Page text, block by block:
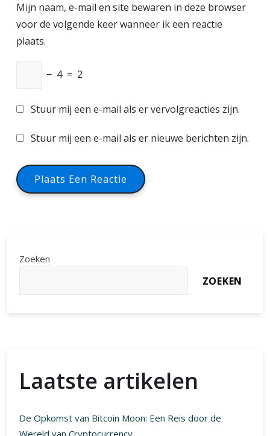
Mijn naam, e-mail en site bewaren in deze browser
voor de volgende keer wanneer ik een reactie
plaats.
− 4 = 2
Stuur mij een e-mail als er vervolgreacties zijn.
Stuur mij een e-mail als er nieuwe berichten zijn.
Zoeken
ZOEKEN
Laatste artikelen
De Opkomst van Bitcoin Moon: Een Reis door de